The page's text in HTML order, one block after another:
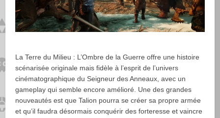
La Terre du Milieu : L’Ombre de la Guerre offre une histoire
scénarisée originale mais fidèle à l’esprit de l’univers
cinématographique du Seigneur des Anneaux, avec un
gameplay qui semble encore amélioré. Une des grandes
nouveautés est que Talion pourra se créer sa propre armée
et qu’il faudra désormais conquérir des forteresse et vaincre